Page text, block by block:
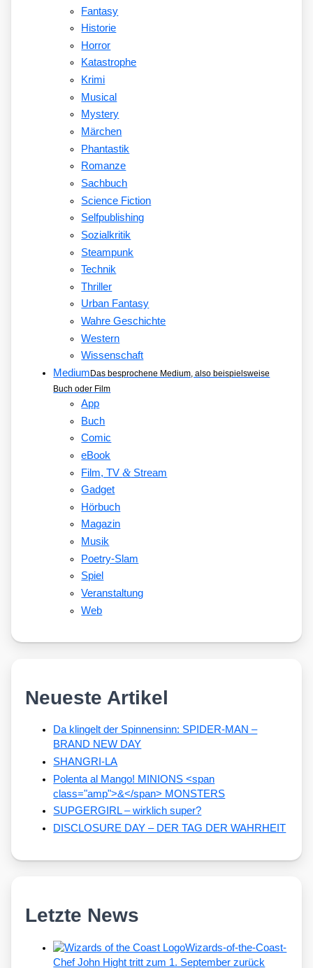
Fantasy
Historie
Horror
Katastrophe
Krimi
Musical
Mystery
Märchen
Phantastik
Romanze
Sachbuch
Science Fiction
Selfpublishing
Sozialkritik
Steampunk
Technik
Thriller
Urban Fantasy
Wahre Geschichte
Western
Wissenschaft
Medium Das besprochene Medium, also beispielsweise
Buch oder Film
App
Buch
Comic
eBook
Film, TV&Stream
Gadget
Hörbuch
Magazin
Musik
Poetry-Slam
Spiel
Veranstaltung
Web
Neueste Artikel
Da klingelt der Spinnensinn: SPIDER-MAN –
BRAND NEW DAY
SHANGRI-LA
Polenta al Mango! MINIONS <span
class="amp">&</span> MONSTERS
SUPGERGIRL – wirklich super?
DISCLOSURE DAY – DER TAG DER WAHRHEIT
Letzte News
Wizards-of-the-Coast-
Chef John Hight tritt zum 1. September zurück